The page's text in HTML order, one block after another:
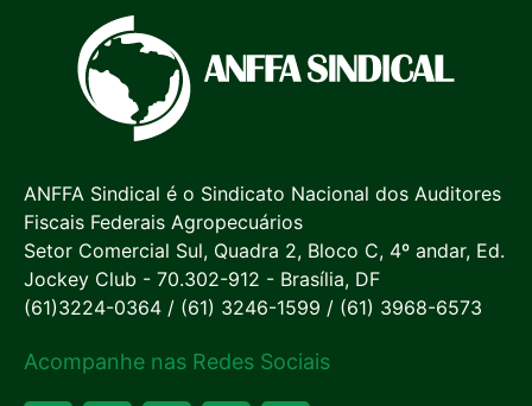
ANFFA Sindical é o Sindicato Nacional dos Auditores
Fiscais Federais Agropecuários
Setor Comercial Sul, Quadra 2, Bloco C, 4º andar, Ed.
Jockey Club - 70.302-912 - Brasília, DF
(61)3224-0364 / (61) 3246-1599 / (61) 3968-6573
Acompanhe nas Redes Sociais